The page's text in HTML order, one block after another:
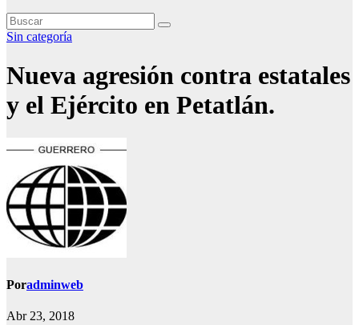
Sin categoría
Nueva agresión contra estatales
y el Ejército en Petatlán.
Poradminweb
Abr 23, 2018